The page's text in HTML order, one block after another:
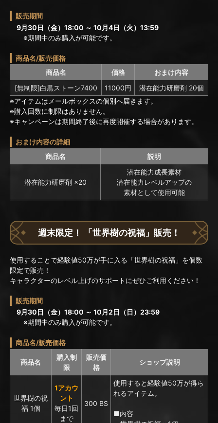
販売期間
9月30日（金）18:00 ～ 10月4日（火）13:59
※期間中のみ購入が可能です。
商品名/販売価格
商品名
価格
おまけ内容
[無制限]白黒ストーン7400
11000円
潜在能力研磨剤 20個
※アイテムはメールボックスの個別へ届きます。
※購入回数に制限はありません。
※キャンペーンは期間終了後に再度開催する場合があります。
おまけ内容の詳細
商品名
説明
潜在能力研磨剤 ×20
潜在能力成長素材
潜在能力レベルアップの
素材として使用可能
週末限定！ 「世界樹の祝福」販売！
使用することで経験値50万が手に入る「世界樹の祝福」を個数
限定で販売！
キャラクターのレベル上げのサポートにぜひご利用ください！
販売期間
9月30日（金）18:00 ～ 10月2日（日）23:59
※期間中のみ購入が可能です。
商品名/販売価格
商品名
購入制
限
販売価
格
ショップ説明
世界樹の祝
福 1個
1アカウ
ント
毎日1回
まで
300 BS
使用すると経験値50万が得ら
れるアイテム。
■内容